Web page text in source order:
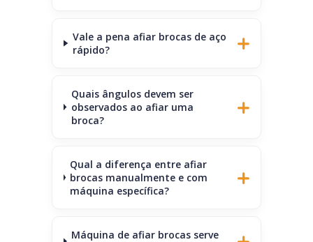
Vale a pena afiar brocas de aço
rápido?
Quais ângulos devem ser
observados ao afiar uma
broca?
Qual a diferença entre afiar
brocas manualmente e com
máquina específica?
Máquina de afiar brocas serve